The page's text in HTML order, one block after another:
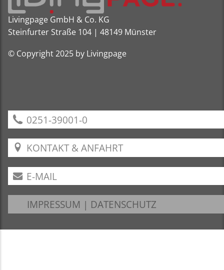
Livingpage GmbH & Co. KG
Steinfurter Straße 104 | 48149 Münster
© Copyright 2025 by Livingpage
0251-39001-0
KONTAKT & ANFAHRT
E-MAIL
IMPRESSUM | DATENSCHUTZ